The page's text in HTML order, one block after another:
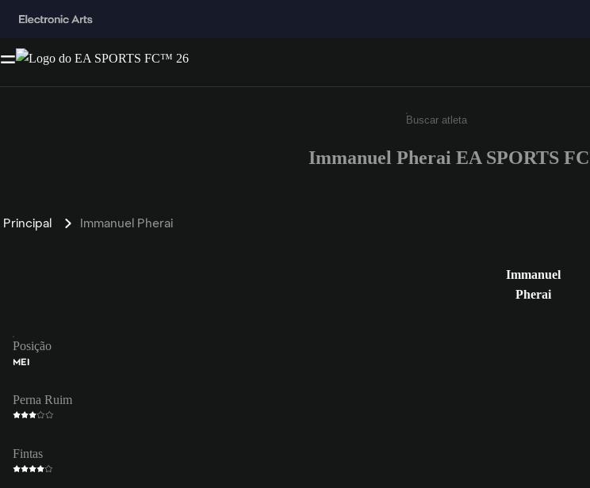
Insira pelo menos 3 caracteres
Immanuel Pherai EA SPORTS
Principal Immanuel Pherai
Immanuel
Pherai
Posição
MEI
Perna Ruim
Fintas